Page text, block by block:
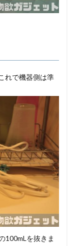
れで機器側は準
100mLを抜きま